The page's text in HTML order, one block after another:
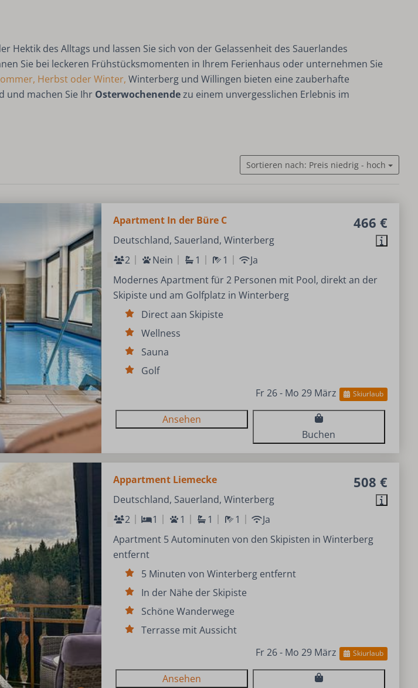
Hektik des Alltags und lassen Sie sich von der Gelassenheit des Sauerlandes
Sie bei leckeren Frühstücksmomenten in Ihrem Ferienhaus oder unternehmen Sie
Herbst oder Winter,Winterberg und Willingen bieten eine zauberhafte
und machen Sie Ihr Osterwochenendezu einem unvergesslichen Erlebnis im
Sortieren nach: Preis niedrig - hoch
466 €
Apartment In der Büre C
Deutschland, Sauerland, Winterberg
2
Nein 1 1
Ja
Modernes Apartment für 2 Personen mit Pool, direkt an der
Skipiste und am Golfplatz in Winterberg
Direct aan Skipiste
Wellness
Sauna
Golf
Fr 26 - Mo 29 März
Skiurlaub
Ansehen
Buchen
508 €
Appartment Liemecke
Deutschland, Sauerland, Winterberg
2
1 1 1 1
Ja
Apartment 5 Autominuten von den Skipisten in Winterberg
entfernt
5 Minuten von Winterberg entfernt
In der Nähe der Skipiste
Schöne Wanderwege
Terrasse mit Aussicht
Fr 26 - Mo 29 März
Skiurlaub
Ansehen